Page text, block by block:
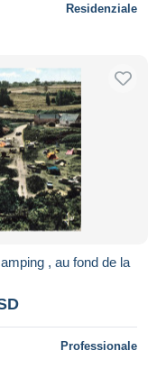
Residenziale
, au fond de la
Professionale